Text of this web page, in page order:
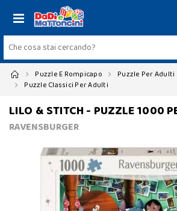
Puzzle E Rompicapo
Puzzle Per Adulti
Puzzle Classici Per Adulti
LILO & STITCH - PUZZLE 1000
RAVENSBURGER